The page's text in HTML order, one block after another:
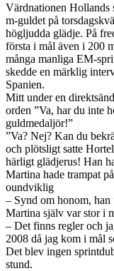
Värdnationen Hollands
m-guldet på
högljudda glädje. På
första i mål även i 200
många manliga EM-
skedde en märklig
Spanien.
Mitt under en
orden ”Va, har du inte
guldmedaljör!”
”Va? Nej? Kan du
och plötsligt satte
härligt glädjerus! Han
Martina hade trampat
oundviklig
– Synd om honom,
Martina själv var stor i
– Det finns regler och
2008 då jag kom i mål
Det blev ingen
stund.